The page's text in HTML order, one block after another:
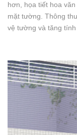
hơn, họa tiết hoa
mặt tường. Thông
vệ tường và tăng